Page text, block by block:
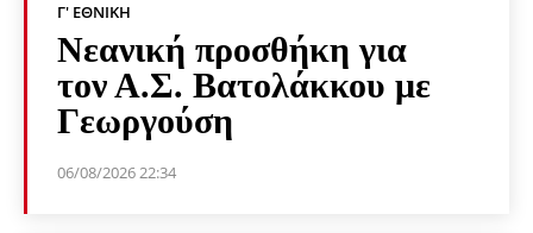
Γ' ΕΘΝΙΚΉ
Νεανική προσθήκη για
τον Α.Σ. Βατολάκκου με
Γεωργούση
06/08/2026 22:34